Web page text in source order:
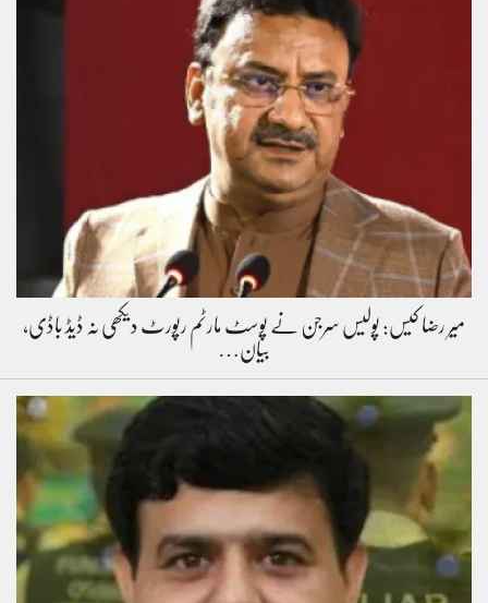
میر رضا کیس: پولیس سرجن نے پوسٹ مارٹم رپورٹ دیکھی نہ ڈیڈ باڈی،
بیان…